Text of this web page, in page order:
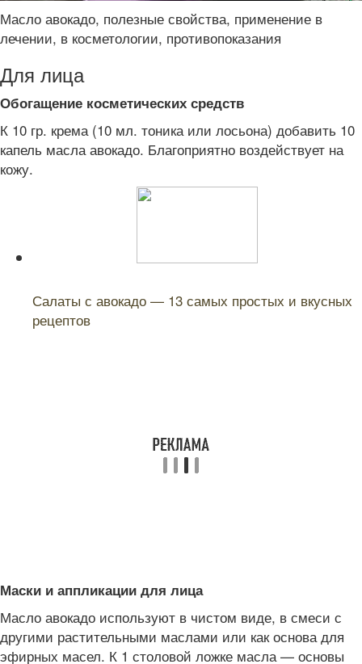
Масло авокадо, полезные свойства, применение в
лечении, в косметологии, противопоказания
Для лица
Обогащение косметических средств
К 10 гр. крема (10 мл. тоника или лосьона) добавить 10
капель масла авокадо. Благоприятно воздействует на
кожу.
Салаты с авокадо — 13 самых простых и вкусных
рецептов
Маски и аппликации для лица
Масло авокадо используют в чистом виде, в смеси с
другими растительными маслами или как основа для
эфирных масел. К 1 столовой ложке масла — основы